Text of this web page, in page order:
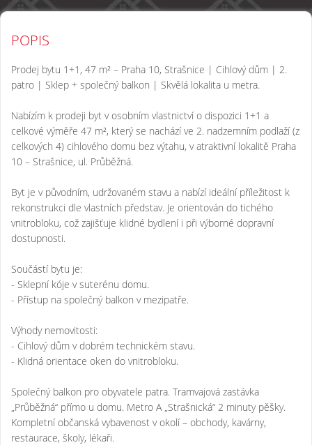
POPIS
Prodej bytu 1+1, 47 m² – Praha 10, Strašnice | Cihlový dům | 2.
patro | Sklep + společný balkon | Skvělá lokalita u metra.
Nabízím k prodeji byt v osobním vlastnictví o dispozici 1+1 a
celkové výměře 47 m², který se nachází ve 2. nadzemním podlaží (z
celkových 4) cihlového domu bez výtahu, v atraktivní lokalitě Praha
10 – Strašnice, ul. Průběžná.
Byt je v původním, udržovaném stavu a nabízí ideální příležitost k
rekonstrukci dle vlastních představ. Je orientován do tichého
vnitrobloku, což zajišťuje klidné bydlení i při výborné dopravní
dostupnosti.
Součástí bytu je:
- Sklepní kóje v suterénu domu.
- Přístup na společný balkon v mezipatře.
Výhody nemovitosti:
- Cihlový dům v dobrém technickém stavu.
- Klidná orientace oken do vnitrobloku.
Společný balkon pro obyvatele patra. Tramvajová zastávka
„Průběžná“ přímo u domu. Metro A „Strašnická“ 2 minuty pěšky.
Kompletní občanská vybavenost v okolí – obchody, kavárny,
restaurace, školy, lékaři.